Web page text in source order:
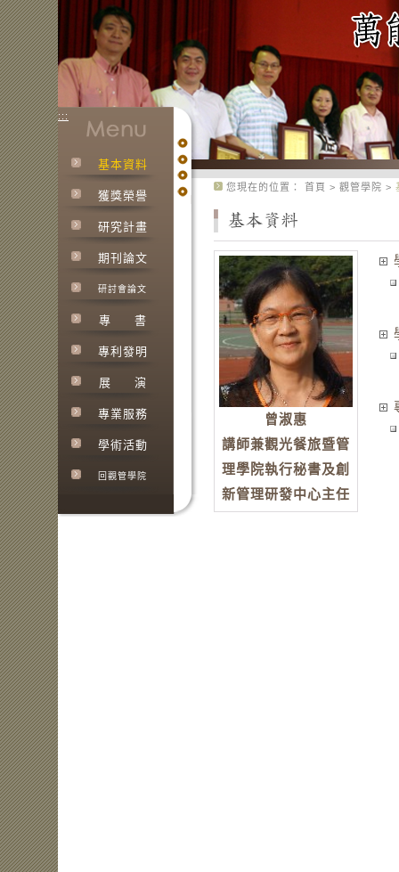
:::
基本資料
獲獎榮譽
研究計畫
期刊論文
研討會論文
專 書
專利發明
展 演
專業服務
學術活動
回觀管學院
您現在的位置： 首頁 > 觀管學院 >
曾淑惠
講師兼觀光餐旅暨管
理學院執行秘書及創
新管理研發中心主任